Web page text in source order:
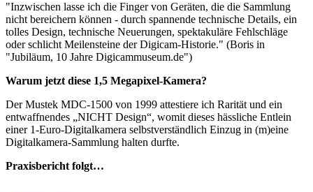
"Inzwischen lasse ich die Finger von Geräten, die die Sammlung
nicht bereichern können - durch spannende technische Details, ein
tolles Design, technische Neuerungen, spektakuläre Fehlschläge
oder schlicht Meilensteine der Digicam-Historie." (Boris in
"Jubiläum, 10 Jahre Digicammuseum.de")
Warum jetzt diese 1,5 Megapixel-Kamera?
Der Mustek MDC-1500 von 1999 attestiere ich Rarität und ein
entwaffnendes „NICHT Design“, womit dieses hässliche Entlein
einer 1-Euro-Digitalkamera selbstverständlich Einzug in (m)eine
Digitalkamera-Sammlung halten durfte.
Praxisbericht folgt…